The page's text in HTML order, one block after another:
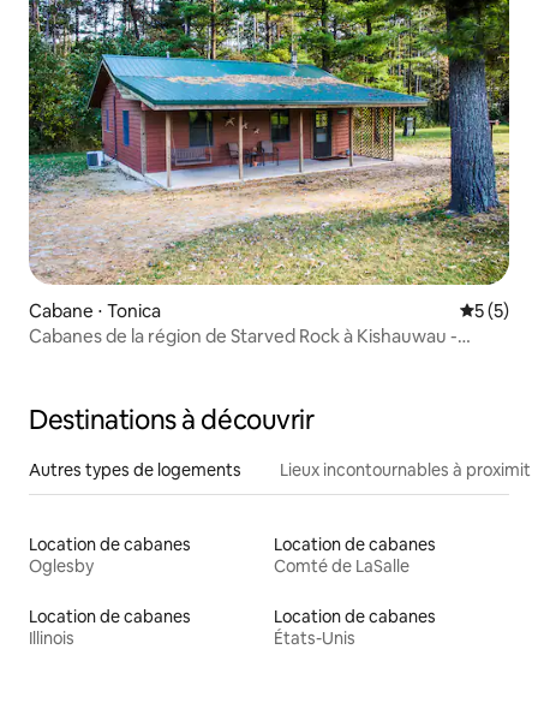
Cabane ⋅ Tonica
5 (5)
Cabanes de la région de Starved Rock à Kishauwau -
Destinations à découvrir
Autres types de logements Lieux incontournables à
Location de cabanes
Oglesby
Location de cabanes
Comté de LaSalle
Location de cabanes
Illinois
Location de cabanes
États-Unis